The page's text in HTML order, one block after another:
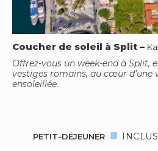
Coucher de soleil à Split –
Offrez-vous un week-end à Split,
vestiges romains, au cœur d’une
ensoleillée.
PETIT-DÉJEUNER